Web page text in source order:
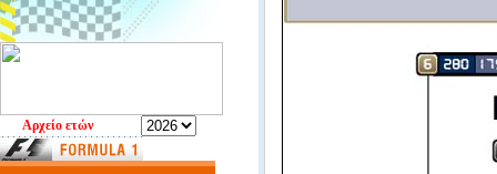
Aρχείο ετών